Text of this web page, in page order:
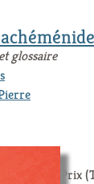
glossaire
Prix